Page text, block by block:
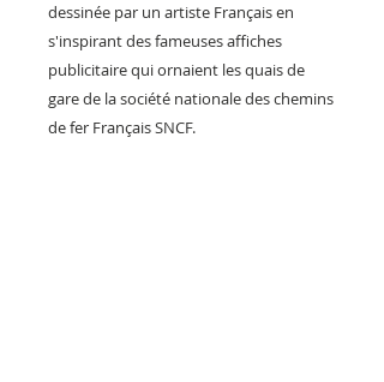
dessinée par un artiste Français en
s'inspirant des fameuses affiches
publicitaire qui ornaient les quais de
gare de la société nationale des chemins
de fer Français SNCF.